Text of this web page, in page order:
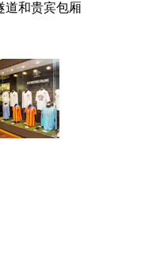
道和贵宾包厢